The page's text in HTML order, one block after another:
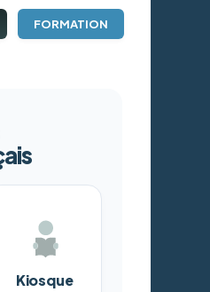
FORMATION
Kiosque